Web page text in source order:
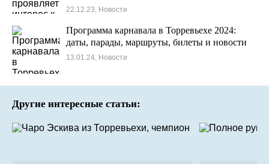
22.12.23, Новости
Программа карнавала в Торревьехе 2024:
даты, парады, маршруты, билеты и новости
13.01.24, Новости
Другие интересные статьи: